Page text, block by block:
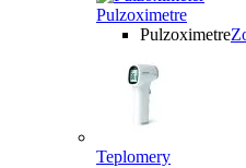
Pulzoximetre
Pulzoximetre
Teplomery